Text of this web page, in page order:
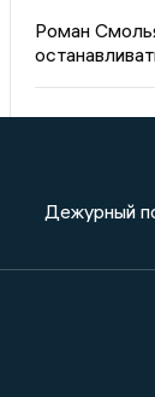
Роман
Дежурный